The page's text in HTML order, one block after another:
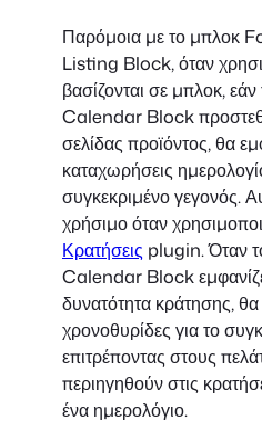
Παρόμοια με το μπλοκ
Listing Block, όταν
βασίζονται σε μπλοκ,
Calendar Block
σελίδας προϊόντος, θα
καταχωρήσεις
συγκεκριμένο γεγονός.
χρήσιμο όταν
Κρατήσεις plugin. Όταν
Calendar Block
δυνατότητα κράτησης, θα
χρονοθυρίδες για το
επιτρέποντας στους
περιηγηθούν στις
ένα ημερολόγιο.